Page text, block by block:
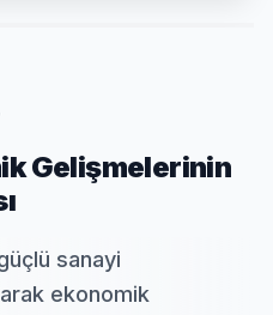
Gelişmelerinin
sanayi
ekonomik